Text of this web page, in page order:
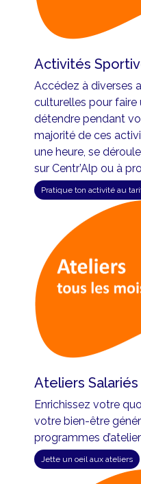
Activités
Accédez à diverses
culturelles pour faire
détendre pendant
majorité de ces
une heure, se
sur Centr’Alp ou à
Pratique ton activité au
Ateliers
Enrichissez votre
votre bien-être
programmes
Jette un oeil aux ateliers